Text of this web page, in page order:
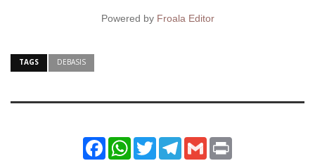
Powered by Froala Editor
TAGS DEBASIS
FacebookWhatsApp
TwitterTelegram
Gmail